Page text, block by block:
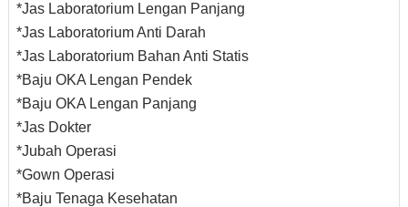
*Jas Laboratorium Lengan Panjang
*Jas Laboratorium Anti Darah
*Jas Laboratorium Bahan Anti Statis
*Baju OKA Lengan Pendek
*Baju OKA Lengan Panjang
*Jas Dokter
*Jubah Operasi
*Gown Operasi
*Baju Tenaga Kesehatan